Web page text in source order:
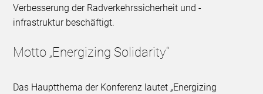
Verbesserung der Radverkehrssicherheit und -
infrastruktur beschäftigt.
Motto „Energizing Solidarity“
Das Hauptthema der Konferenz lautet „Energizing